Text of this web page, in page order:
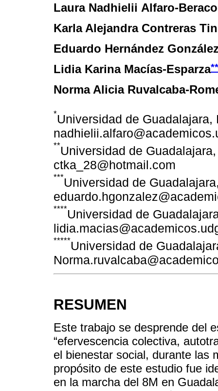
Laura Nadhielii Alfaro-
Karla Alejandra Contreras
Eduardo Hernández
Lidia Karina Macías-Esparza
Norma Alicia Ruvalcaba-
*Universidad de
**Universidad de
ctka_28@hotmail.com
***Universidad de
****Universidad de
*****Universidad de
RESUMEN
Este trabajo se desprende del
“efervescencia colectiva,
el bienestar social, durante las
propósito de este estudio fue
en la marcha del 8M en